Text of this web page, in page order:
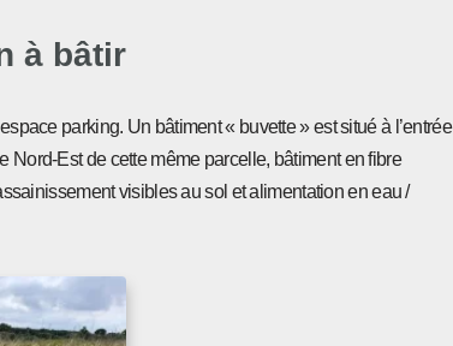
à bâtir
parking. Un bâtiment « buvette » est situé à l’entrée
Nord-Est de cette même parcelle, bâtiment en fibre
visibles au sol et alimentation en eau /